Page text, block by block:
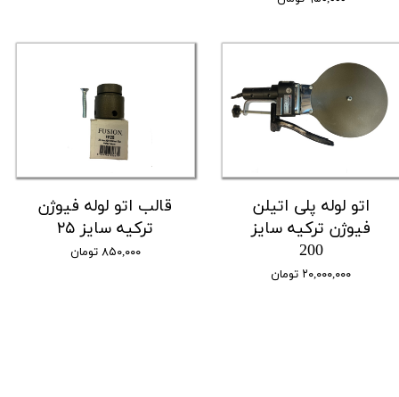
اتو لوله پلی اتیلن
فیوژن ترکیه سایز
200
۲۰,۰۰۰,۰۰۰ تومان
قالب اتو لوله فیوژن
ترکیه سایز ۲۵
۸۵۰,۰۰۰ تومان